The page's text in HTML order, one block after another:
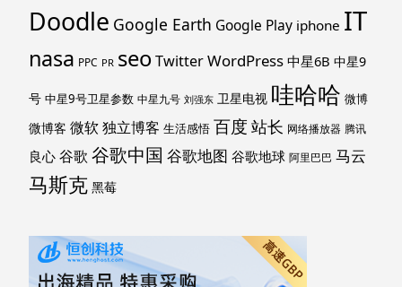
Doodle Google Earth Google Play iphone IT
nasa PPC PR seoTwitterWordPress 中星6B 中星9
号 中星9号卫星参数 中星九号 刘强东 卫星电视 哇哈哈 微博
微博客 微软独立博客 生活感悟 百度 站长 网络播放器 腾讯
良心 谷歌 谷歌中国 谷歌地图 谷歌地球 阿里巴巴 马云
马斯克 黑莓